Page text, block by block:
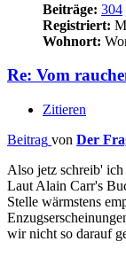
Beiträge: 304
Registriert:
Wohnort:
Re: Vom
Zitieren
Beitrag von Der
Also jetz schreib'
Laut Alain Carr's
Stelle wärmstens
wir nicht so darauf